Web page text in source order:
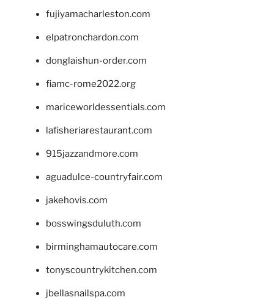
fujiyamacharleston.com
elpatronchardon.com
donglaishun-order.com
fiamc-rome2022.org
mariceworldessentials.com
lafisheriarestaurant.com
915jazzandmore.com
aguadulce-countryfair.com
jakehovis.com
bosswingsduluth.com
birminghamautocare.com
tonyscountrykitchen.com
jbellasnailspa.com